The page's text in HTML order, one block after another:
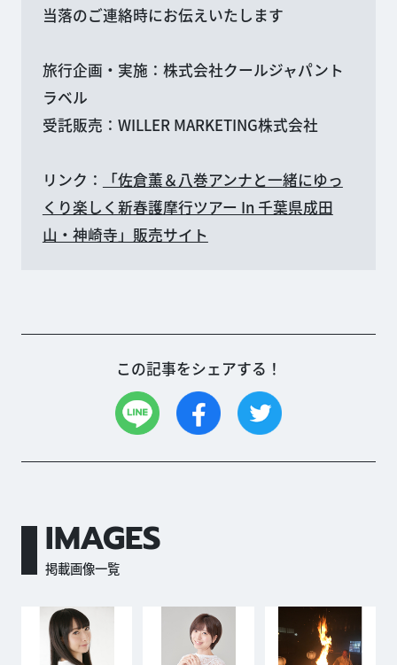
当落のご連絡時にお伝えいたします
旅行企画・実施：株式会社クールジャパント
ラベル
受託販売：WILLER MARKETING株式会社
リンク：
「佐倉薫＆八巻アンナと一緒にゆっ
くり楽しく新春護摩行ツアー In 千葉県成田
山・神崎寺」販売サイト
この記事をシェアする！
IMAGES
掲載画像一覧